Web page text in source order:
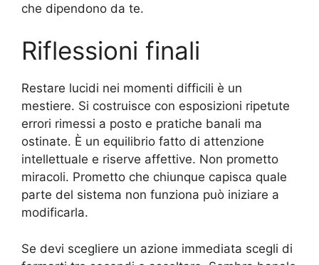
che dipendono da te.
Riflessioni finali
Restare lucidi nei momenti difficili è un
mestiere. Si costruisce con esposizioni ripetute
errori rimessi a posto e pratiche banali ma
ostinate. È un equilibrio fatto di attenzione
intellettuale e riserve affettive. Non prometto
miracoli. Prometto che chiunque capisca quale
parte del sistema non funziona può iniziare a
modificarla.
Se devi scegliere un azione immediata scegli di